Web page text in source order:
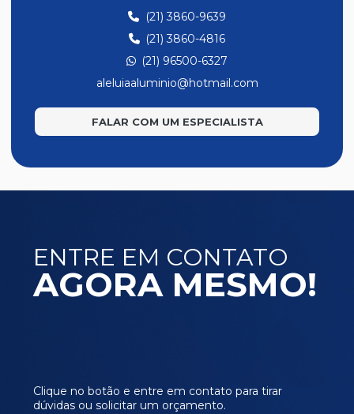
(21) 3860-9639
(21) 3860-4816
(21) 96500-6327
aleluiaaluminio@hotmail.com
FALAR COM UM ESPECIALISTA
ENTRE EM CONTATO
AGORA MESMO!
Clique no botão e entre em contato para tirar
dúvidas ou solicitar um orçamento.